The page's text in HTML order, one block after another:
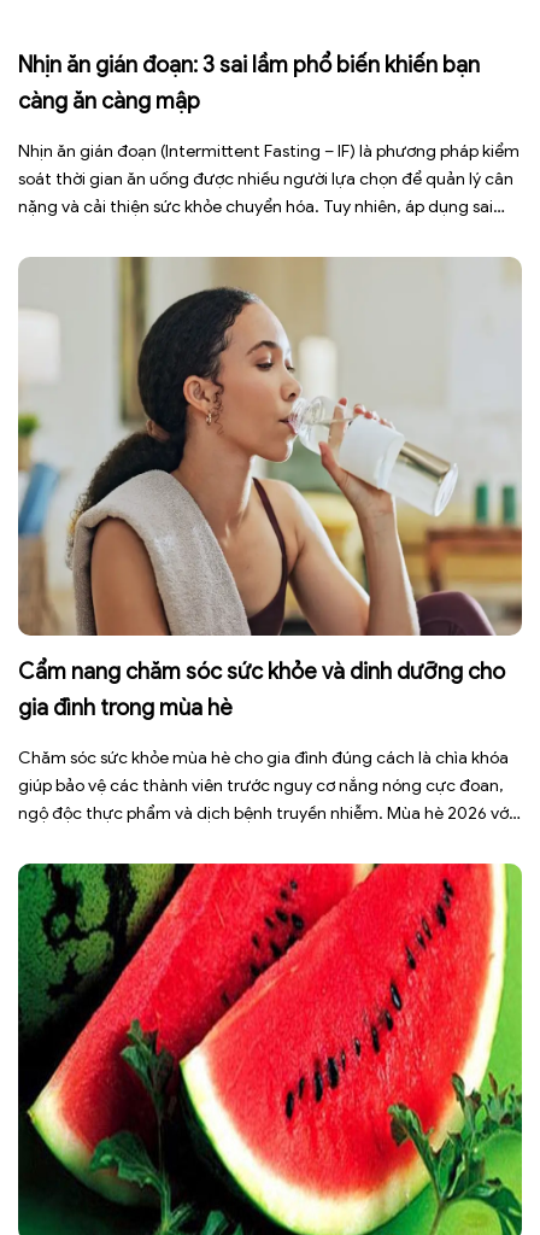
Nhịn ăn gián đoạn: 3 sai lầm phổ biến khiến bạn
càng ăn càng mập
Nhịn ăn gián đoạn (Intermittent Fasting – IF) là phương pháp kiểm
soát thời gian ăn uống được nhiều người lựa chọn để quản lý cân
nặng và cải thiện sức khỏe chuyển hóa. Tuy nhiên, áp dụng sai
sức, mất cơ […]
Cẩm nang chăm sóc sức khỏe và dinh dưỡng cho
gia đình trong mùa hè
Chăm sóc sức khỏe mùa hè cho gia đình đúng cách là chìa khóa
giúp bảo vệ các thành viên trước nguy cơ nắng nóng cực đoan,
ngộ độc thực phẩm và dịch bệnh truyền nhiễm. Mùa hè 2026 với
sức […]